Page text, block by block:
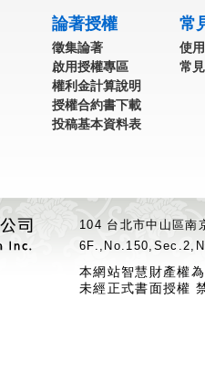
論著授權
徵集論著
啟用授權專區
權利金計算說明
授權合約書下載
投稿基本資料表
常
使
常
104 台北市中山區
本網站智慧財產權
未經正式書面授權